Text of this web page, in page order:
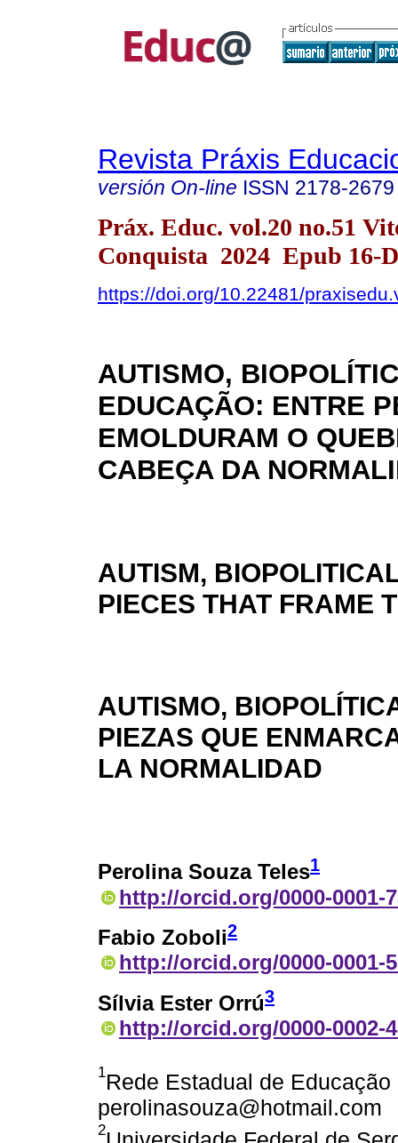
Revista Práxis
versión On-line ISSN 2178-2679
Práx. Educ. vol.20 no.51
Conquista 2024 Epub 16-
https://doi.org/10.22481/
AUTISMO,
EDUCAÇÃO: ENTRE
EMOLDURAM O
CABEÇA DA
AUTISM,
PIECES THAT FRAME
AUTISMO,
PIEZAS QUE
LA NORMALIDAD
Perolina Souza Teles1
http://orcid.org/0000-0001-
Fabio Zoboli2
http://orcid.org/0000-0001-
Sílvia Ester Orrú3
http://orcid.org/0000-0002-
1Rede Estadual de
perolinasouza@hotmail.com
2